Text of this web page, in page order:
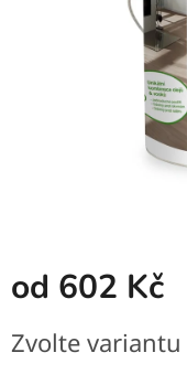
od 602 Kč
cena:
Zvolte variantu